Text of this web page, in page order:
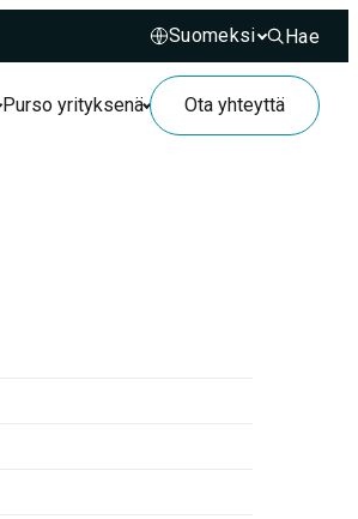
Hae
Hae
Purso yrityksenä Ota yhteyttä